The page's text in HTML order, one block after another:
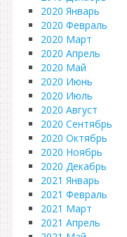
2020 Январь
2020 Февраль
2020 Март
2020 Апрель
2020 Май
2020 Июнь
2020 Июль
2020 Август
2020 Сентябрь
2020 Октябрь
2020 Ноябрь
2020 Декабрь
2021 Январь
2021 Февраль
2021 Март
2021 Апрель